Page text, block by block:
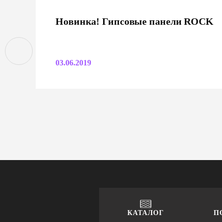
Новинка! Гипсовые панели ROCK
03.06.2019
КАТАЛОГ